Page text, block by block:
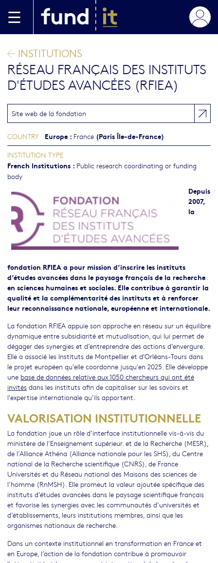
INSTITUTIONS
RÉSEAU FRANÇAIS DES INSTITUTS
D'ÉTUDES AVANCÉES (RFIEA)
Depuis
2007,
la
fondation RFIEA a pour mission d’inscrire les instituts
d’études avancées dans le paysage français de la recherche
en sciences humaines et sociales. Elle contribue à garantir la
qualité et la complémentarité des instituts et à renforcer
leur reconnaissance nationale, européenne et internationale.
La fondation RFIEA appuie son approche en réseau sur un équilibre
dynamique entre subsidiarité et mutualisation, qui lui permet de
dégager des synergies et d’entreprendre des actions d’envergure.
Elle a associé les Instituts de Montpellier et d'Orléans-Tours dans
le projet européen qu'elle coordonne jusqu'en 2025. Elle développe
une base de données relative aux 1050 chercheurs qui ont été
invités dans les instituts afin de capitaliser sur les savoirs et
l'expertise internationale qu’ils apportent.
VALORISATION INSTITUTIONNELLE
La fondation joue un rôle d’interface institutionnelle vis-à-vis du
ministère de l’Enseignement supérieur. et de la Recherche (MESR),
de l’Alliance Athéna (Alliance nationale pour les SHS), du Centre
national de la Recherche scientifique (CNRS), de France
Universités et du Réseau national des Maisons des sciences de
l’homme (RnMSH). Elle promeut la valeur ajoutée spécifique des
instituts d’études avancées dans le paysage scientifique français
et favorise les synergies avec les communautés d’universités et
d’établissements, leurs institutions membres, ainsi que les
organismes nationaux de recherche.
Dans un contexte institutionnel en transformation en France et
en Europe, l’action de la fondation contribue à promouvoir
Site web de la fondation
COUNTRY Europe : France (Paris Île-de-France)
INSTITUTION TYPE
French Institutions : Public research coordinating or funding
body